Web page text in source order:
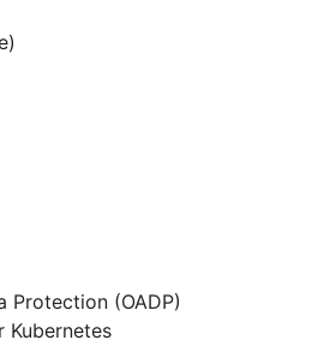
Protection (OADP)
Kubernetes